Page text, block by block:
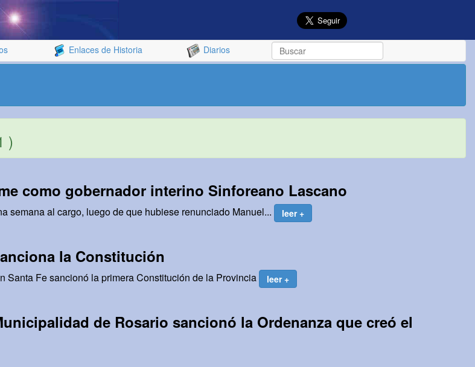
Enlaces de Historia Diarios
)
como gobernador interino Sinforeano Lascano
semana al cargo, luego de que hubiese renunciado Manuel... leer +
la Constitución
Santa Fe sancionó la primera Constitución de la Provincia leer +
de Rosario sancionó la Ordenanza que creó el